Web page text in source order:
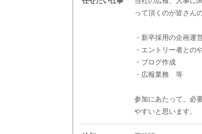
って頂くのが皆さん
・新卒採用の企画運
・エントリー者との
・ブログ作成
・広報業務 等
参加にあたって、必
やすいと思います。